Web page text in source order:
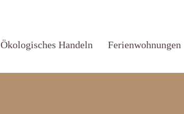
Ökologisches Handeln Ferienwohnungen